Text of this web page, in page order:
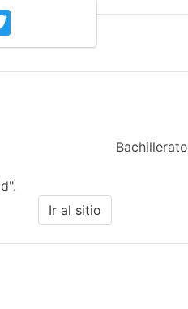
Bachillerato
Ir al sitio